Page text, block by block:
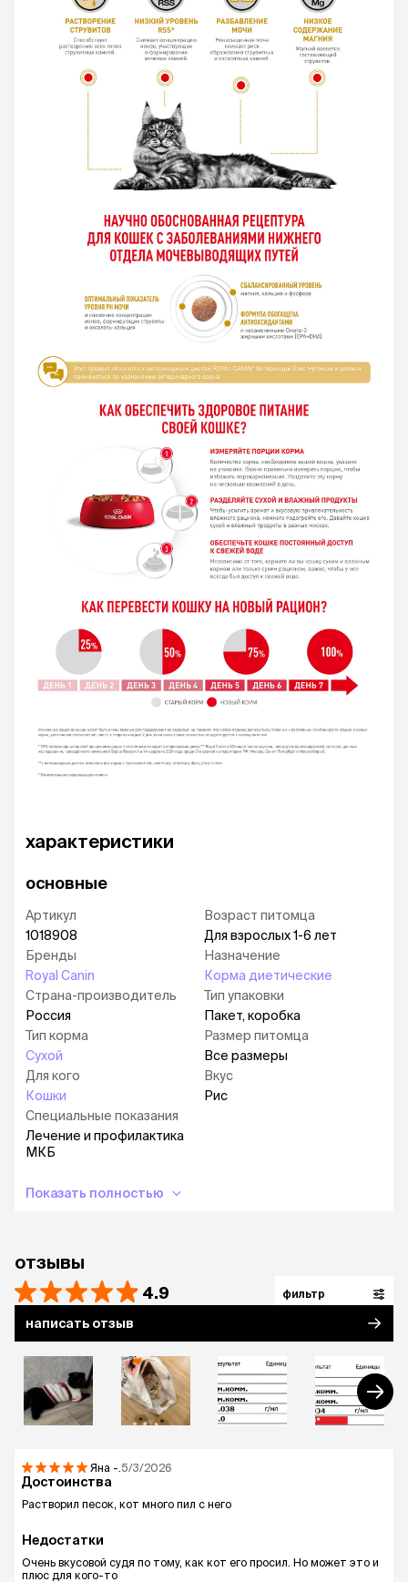
характеристики
основные
Артикул
1018908
Бренды
Royal Canin
Страна-производитель
Россия
Тип корма
Сухой
Для кого
Кошки
Специальные показания
Лечение и профилактика
МКБ
Возраст питомца
Для взрослых 1-6 лет
Назначение
Корма диетические
Тип упаковки
Пакет, коробка
Размер питомца
Все размеры
Вкус
Рис
Показать полностью
отзывы
4.9 фильтр
написать отзыв
Яна -. 5/3/2026
Достоинства
Растворил песок, кот много пил с него
Недостатки
Очень вкусовой судя по тому, как кот его просил. Но может это и
плюс для кого-то